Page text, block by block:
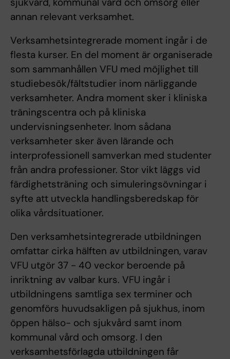
annan relevant verksamhet.
Verksamhetsintegrerade moment ingår i de
flesta kurser. En del moment är organiserade
som sammanhållen VFU med möjlighet till
studiebesök/fältstudier inom närliggande
verksamheter. Andra moment sker i kliniska
träningscentra och på kliniska
undervisningsenheter. Inom sådana
verksamheter sker även lärande och
interprofessionell samverkan med studenter
från andra professioner. Stor vikt läggs vid
färdighetsträning och simuleringsövningar i
syfte att utveckla handlingsberedskap för
olika vårdsituationer.
Den verksamhetsintegrerade utbildningen
omfattar cirka hälften av utbildningen, varav
VFU utgör 37 - 40 veckor beroende på
inriktning av valbar kurs. VFU ingår i
utbildningens samtliga sex terminer och
genomförs huvudsakligen på sjukhus, inom
öppen hälso- och sjukvård samt inom
kommunal vård och omsorg. I den
verksamhetsförlagda utbildningen får